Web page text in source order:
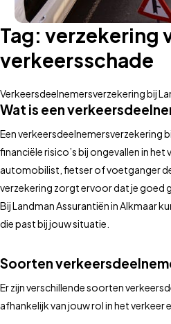
Tag: verzekering
verkeersschade
Verkeersdeelnemersverzekering bij
Wat is een
Een verkeersdeelnemersverzekering
financiële risico’s bij ongevallen in het
automobilist, fietser of voetganger
verzekering zorgt ervoor dat je goed
Bij Landman Assurantiën in Alkmaar
die past bij jouw situatie.
Soorten
Er zijn verschillende soorten
afhankelijk van jouw rol in het verkeer